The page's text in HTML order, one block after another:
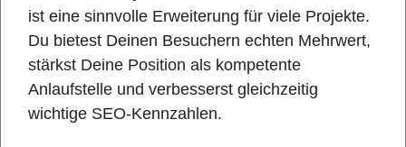
ist eine sinnvolle Erweiterung für viele Projekte.
Du bietest Deinen Besuchern echten Mehrwert,
stärkst Deine Position als kompetente
Anlaufstelle und verbesserst gleichzeitig
wichtige SEO-Kennzahlen.